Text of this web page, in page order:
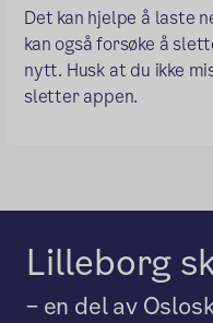
Det kan hjelpe å laste
kan også forsøke å
nytt. Husk at du ikke
sletter appen.
Lilleborg
– en del av